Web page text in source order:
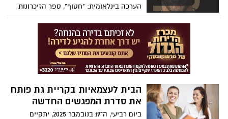
הערכה בינלאומית: "חטוף", ספר הזיכרונות
של שורד השבי אלי שרעבי, נבחר על ידי מגזין
לקרוא". ולמי שלא ידע, המגזין גם הקדיש
בחודש שעבר את השער שלו לשרעבי.
הבית לעצמאיות בקריית גת פותח
את סדרת המפגשים החדשה
ביום רביעי, ה־19 בנובמבר 2025, יתקיים